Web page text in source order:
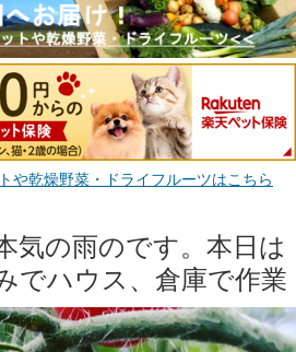
や乾燥野菜・ドライフルーツはこちら
気の雨のです。本日は
でハウス、倉庫で作業